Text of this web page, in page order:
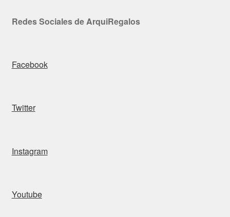
Redes Sociales de ArquiRegalos
Facebook
Twitter
Instagram
Youtube